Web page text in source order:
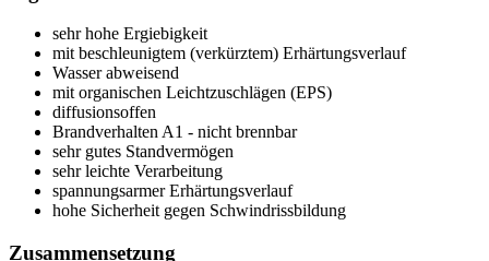
sehr hohe Ergiebigkeit
mit beschleunigtem (verkürztem) Erhärtungsverlauf
Wasser abweisend
mit organischen Leichtzuschlägen (EPS)
diffusionsoffen
Brandverhalten A1 - nicht brennbar
sehr gutes Standvermögen
sehr leichte Verarbeitung
spannungsarmer Erhärtungsverlauf
hohe Sicherheit gegen Schwindrissbildung
Zusammensetzung